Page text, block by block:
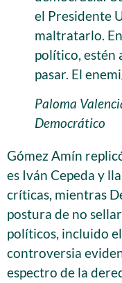
el Presidente
maltratarlo.
político, estén
pasar. El
Paloma
Democrático
Gómez Amín
es Iván Cepeda y
críticas, mientras
postura de no
políticos, incluido
controversia
espectro de la